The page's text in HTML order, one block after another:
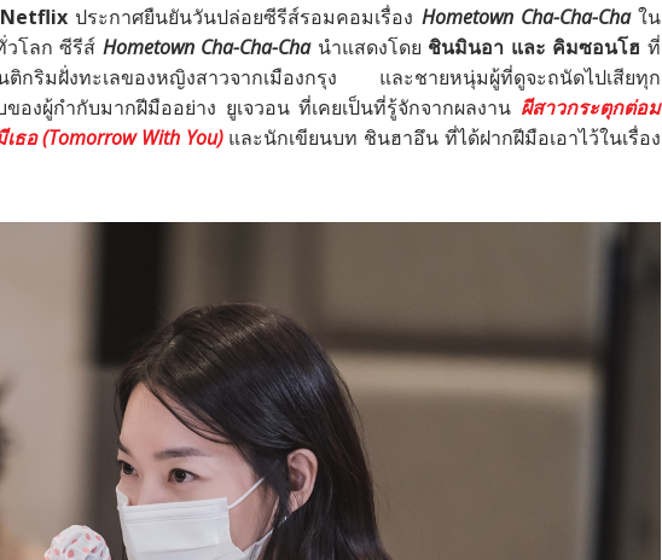
Netflixประกาศยืนยันวันปล่อยซีรีส์รอมคอมเรื่อง Hometown Cha-Cha-Cha ใน
โลก ซีรีส์ Hometown Cha-Cha-Cha นำแสดงโดย ชินมินอา และ คิมซอนโฮ ที่
ติกริมฝั่งทะเลของหญิงสาวจากเมืองกรุง และชายหนุ่มผู้ที่ดูจะถนัดไปเสียทุก
ของผู้กำกับมากฝีมืออย่าง ยูเจวอน ที่เคยเป็นที่รู้จักจากผลงาน ผีสาวกระตุกต่อม
ธอ (Tomorrow With You) และนักเขียนบท ชินฮาอึน ที่ได้ฝากฝีมือเอาไว้ในเรื่อง